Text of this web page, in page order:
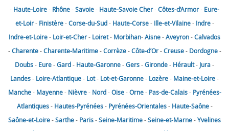
- Haute-Loire- Rhône-Savoie- Haute-SavoieCher-Côtes-d’Armor- Eure-
et-Loir- Finistère-Corse-du-Sud- Haute-Corse- Ille-et-Vilaine- Indre-
Indre-et-Loire- Loir-et-Cher- Loiret- Morbihan-Aisne-Aveyron-Calvados
-Charente-Charente-Maritime-Corrèze-Côte-d’Or-Creuse- Dordogne-
Doubs- Eure-Gard- Haute-Garonne-Gers-Gironde- Hérault- Jura-
Landes- Loire-Atlantique- Lot- Lot-et-Garonne- Lozère- Maine-et-Loire-
Manche- Mayenne- Nièvre- Nord-Oise-Orne- Pas-de-Calais- Pyrénées-
Atlantiques- Hautes-Pyrénées- Pyrénées-Orientales- Haute-Saône-
Saône-et-Loire-Sarthe- Paris-Seine-Maritime-Seine-et-Marne-Yvelines